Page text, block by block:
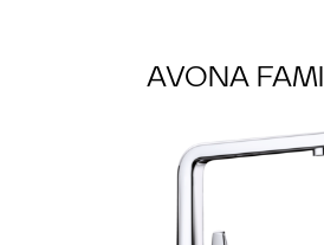
AVONA